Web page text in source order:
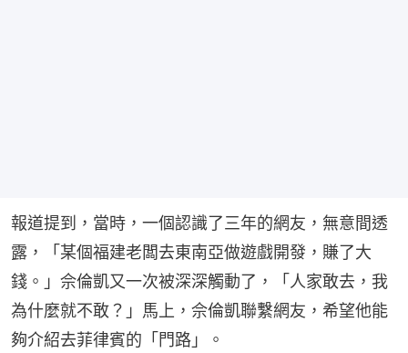
報道提到，當時，一個認識了三年的網友，無意間透
露，「某個福建老闆去東南亞做遊戲開發，賺了大
錢。」佘倫凱又一次被深深觸動了，「人家敢去，我
為什麼就不敢？」馬上，佘倫凱聯繫網友，希望他能
夠介紹去菲律賓的「門路」。